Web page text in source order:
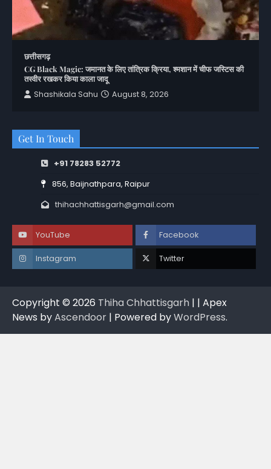
छत्तीसगढ़
CG Black Magic: जमानत के लिए तांत्रिक क्रिया, श्मशान में चीफ जस्टिस की
तस्वीर रखकर किया काला जादू
Shashikala Sahu
August 8, 2026
Get In Touch
+91 78283 52772
856, Baijnathpara, Raipur
thihachhattisgarh@gmail.com
YouTube Facebook
Instagram Twitter
Copyright © 2026 Thiha Chhattisgarh | | Apex
News byAscendoor | Powered byWordPress.